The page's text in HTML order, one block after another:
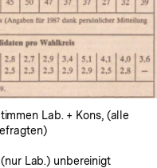
Lab. + Kons, (alle
Lab.) unbereinigt